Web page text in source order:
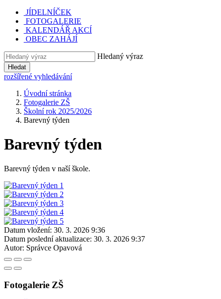
JÍDELNÍČEK
FOTOGALERIE
KALENDÁŘ AKCÍ
OBEC ZAHÁJÍ
Hledaný výraz
Hledat
rozšířené vyhledávání
Úvodní stránka
Fotogalerie ZŠ
Školní rok 2025/2026
Barevný týden
Barevný týden
Barevný týden v naší škole.
Datum vložení: 30. 3. 2026 9:36
Datum poslední aktualizace: 30. 3. 2026 9:37
Autor: Správce Opavová
Fotogalerie ZŠ